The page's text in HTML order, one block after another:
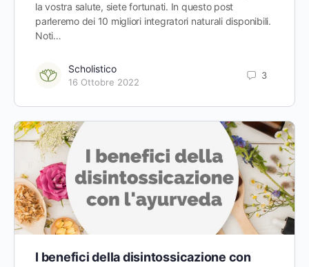
la vostra salute, siete fortunati. In questo post
parleremo dei 10 migliori integratori naturali disponibili.
Noti…
Scholistico
16 Ottobre 2022
3
I benefici della disintossicazione con